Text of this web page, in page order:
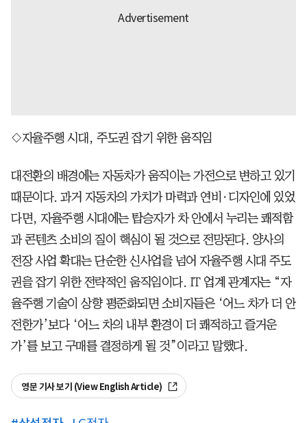
◇자율주행 시대, 주도권 잡기 위한 움직임
대전환의 배경에는 자동차가 움직이는 가전으로 변하고 있기
때문이다. 과거 자동차의 가치가 마력과 연비·디자인에 있었
다면, 자율주행 시대에는 탑승자가 차 안에서 누리는 쾌적함
과 콘텐츠 소비의 질이 핵심이 될 것으로 전망된다. 양사의
전장 사업 확대는 단순한 신사업을 넘어 자율주행 시대 주도
권을 잡기 위한 전략적인 움직임이다. IT 업계 관계자는 “자
율주행 기술이 상향 평준화되면 소비자들은 ‘어느 차가 더 안
전한가’보다 ‘어느 차의 내부 환경이 더 쾌적하고 즐거운
가’를 보고 구매를 결정하게 될 것”이라고 말했다.
영문 기사 보기 (View English Article)